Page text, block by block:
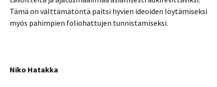
Tämä on välttämätöntä paitsi hyvien ideoiden löytämiseksi
myös pahimpien foliohattujen tunnistamiseksi.
Niko Hatakka